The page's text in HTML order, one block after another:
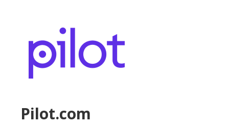
Pilot.com